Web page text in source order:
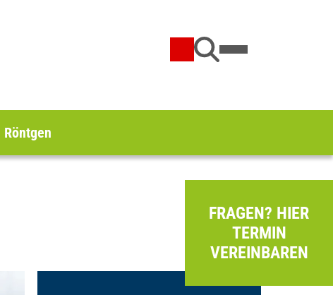
Röntgen
FRAGEN? HIER
TERMIN
VEREINBAREN